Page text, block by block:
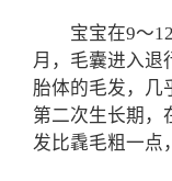
宝宝在9～12
月，毛囊进入退
胎体的毛发，几
第二次生长期，
发比毳毛粗一点